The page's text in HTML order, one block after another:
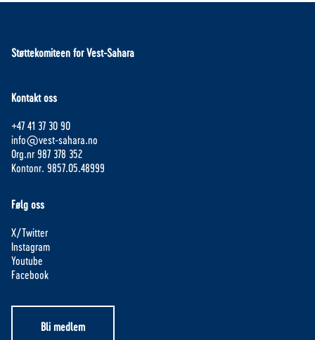
Støttekomiteen for Vest-Sahara
Kontakt oss
+47 41 37 30 90
info@vest-sahara.no
Org.nr 987 378 352
Kontonr. 9857.05.48999
Følg oss
X/Twitter
Instagram
Youtube
Facebook
Bli medlem